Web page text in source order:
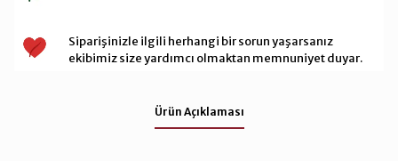
Siparişinizle ilgili herhangi bir sorun yaşarsanız
ekibimiz size yardımcı olmaktan memnuniyet duyar.
Ürün Açıklaması